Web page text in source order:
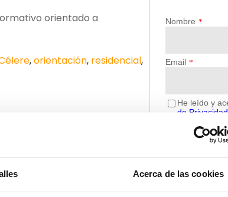
Acerca de las cookies
orientado a
,orientación, residencial,